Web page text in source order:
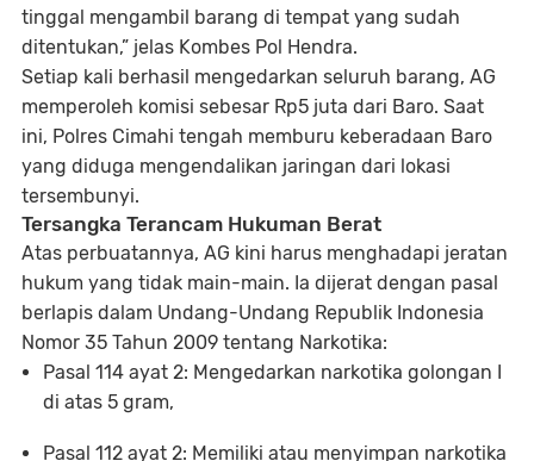
tinggal mengambil barang di tempat yang sudah
ditentukan,” jelas Kombes Pol Hendra.
Setiap kali berhasil mengedarkan seluruh barang, AG
memperoleh komisi sebesar Rp5 juta dari Baro. Saat
ini, Polres Cimahi tengah memburu keberadaan Baro
yang diduga mengendalikan jaringan dari lokasi
tersembunyi.
Tersangka Terancam Hukuman Berat
Atas perbuatannya, AG kini harus menghadapi jeratan
hukum yang tidak main-main. Ia dijerat dengan pasal
berlapis dalam Undang-Undang Republik Indonesia
Nomor 35 Tahun 2009 tentang Narkotika:
Pasal 114 ayat 2: Mengedarkan narkotika golongan I
di atas 5 gram,
Pasal 112 ayat 2: Memiliki atau menyimpan narkotika